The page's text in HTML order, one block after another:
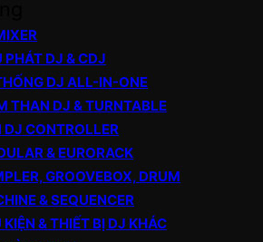
PHÁT DJ & CDJ
DJ ALL-IN-ONE
THAN DJ & TURNTABLE
DJ CONTROLLER
& EURORACK
GROOVEBOX, DRUM
& SEQUENCER
KIỆN & THIẾT BỊ DJ KHÁC